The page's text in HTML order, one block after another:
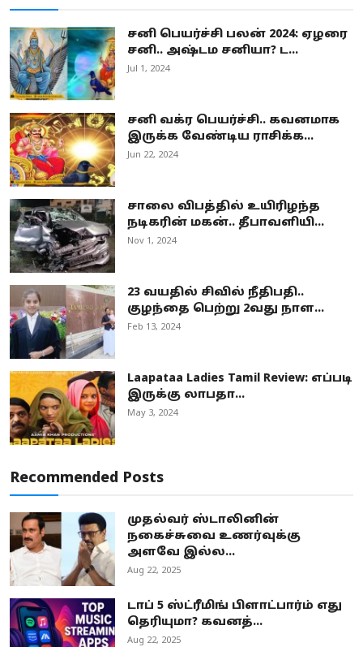
சனி பெயர்ச்சி பலன் 2024: ஏழரை
சனி.. அஷ்டம சனியா? ட...
Jul 1, 2024
சனி வக்ர பெயர்ச்சி.. கவனமாக
இருக்க வேண்டிய ராசிக்க...
Jun 22, 2024
சாலை விபத்தில் உயிரிழந்த
நடிகரின் மகன்.. தீபாவளியி...
Nov 1, 2024
23 வயதில் சிவில் நீதிபதி..
குழந்தை பெற்று 2வது நாள...
Feb 13, 2024
Laapataa Ladies Tamil Review: எப்படி
இருக்கு லாபதா...
May 3, 2024
Recommended Posts
முதல்வர் ஸ்டாலினின்
நகைச்சுவை உணர்வுக்கு
அளவே இல்ல...
Aug 22, 2025
டாப் 5 ஸ்ட்ரீமிங் பிளாட்பார்ம் எது
தெரியுமா? கவனத்...
Aug 22, 2025